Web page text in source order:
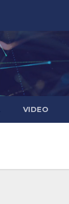
VIDEO